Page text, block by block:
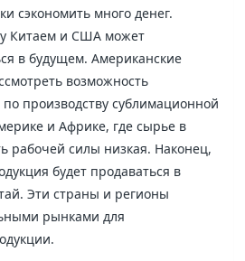
сэкономить много денег.
Китаем и США может
в будущем. Американские
возможность
производству сублимационной
и Африке, где сырье в
рабочей силы низкая. Наконец,
будет продаваться в
Эти страны и регионы
рынками для